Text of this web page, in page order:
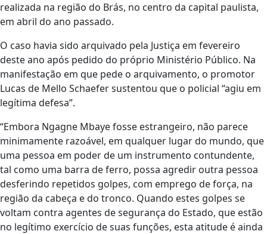
realizada na região do Brás, no centro da capital paulista,
em abril do ano passado.
O caso havia sido arquivado pela Justiça em fevereiro
deste ano após pedido do próprio Ministério Público. Na
manifestação em que pede o arquivamento, o promotor
Lucas de Mello Schaefer sustentou que o policial “agiu em
legítima defesa”.
“Embora Ngagne Mbaye fosse estrangeiro, não parece
minimamente razoável, em qualquer lugar do mundo, que
uma pessoa em poder de um instrumento contundente,
tal como uma barra de ferro, possa agredir outra pessoa
desferindo repetidos golpes, com emprego de força, na
região da cabeça e do tronco. Quando estes golpes se
voltam contra agentes de segurança do Estado, que estão
no legítimo exercício de suas funções, esta atitude é ainda